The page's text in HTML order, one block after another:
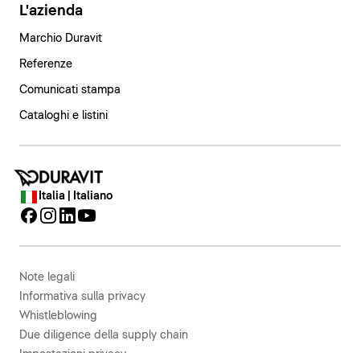
L'azienda
Marchio Duravit
Referenze
Comunicati stampa
Cataloghi e listini
Italia | Italiano
Note legali
Informativa sulla privacy
Whistleblowing
Due diligence della supply chain